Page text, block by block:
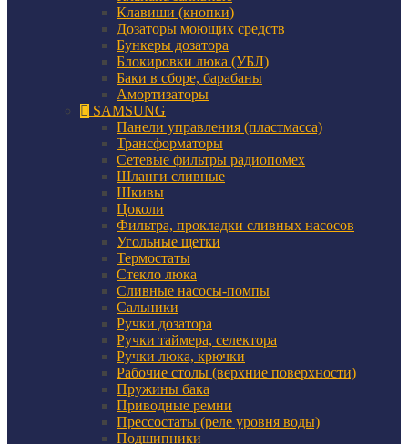
Клавиши (кнопки)
Дозаторы моющих средств
Бункеры дозатора
Блокировки люка (УБЛ)
Баки в сборе, барабаны
Амортизаторы
SAMSUNG
Панели управления (пластмасса)
Трансформаторы
Сетевые фильтры радиопомех
Шланги сливные
Шкивы
Цоколи
Фильтра, прокладки сливных насосов
Угольные щетки
Термостаты
Стекло люка
Сливные насосы-помпы
Сальники
Ручки дозатора
Ручки таймера, селектора
Ручки люка, крючки
Рабочие столы (верхние поверхности)
Пружины бака
Приводные ремни
Прессостаты (реле уровня воды)
Подшипники